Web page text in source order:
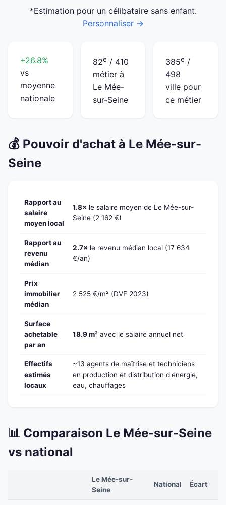
*Estimation pour un célibataire sans enfant.
Personnaliser →
+26.8%
vs
moyenne
nationale
82e / 410
métier à
Le Mée-
sur-Seine
385e /
498
ville pour
ce métier
💰 Pouvoir d'achat à Le Mée-sur-
Seine
Rapport au
salaire
moyen local
1.8× le salaire moyen de Le Mée-sur-
Seine (2 162 €)
Rapport au
revenu
médian
2.7× le revenu médian local (17 634
€/an)
Prix
immobilier
médian
2 525 €/m² (DVF 2023)
Surface
achetable
par an
18.9 m² avec le salaire annuel net
Effectifs
estimés
locaux
~13 agents de maîtrise et techniciens
en production et distribution d'énergie,
eau, chauffages
📊 Comparaison Le Mée-sur-Seine
vs national
Le Mée-sur-
Seine
National Écart